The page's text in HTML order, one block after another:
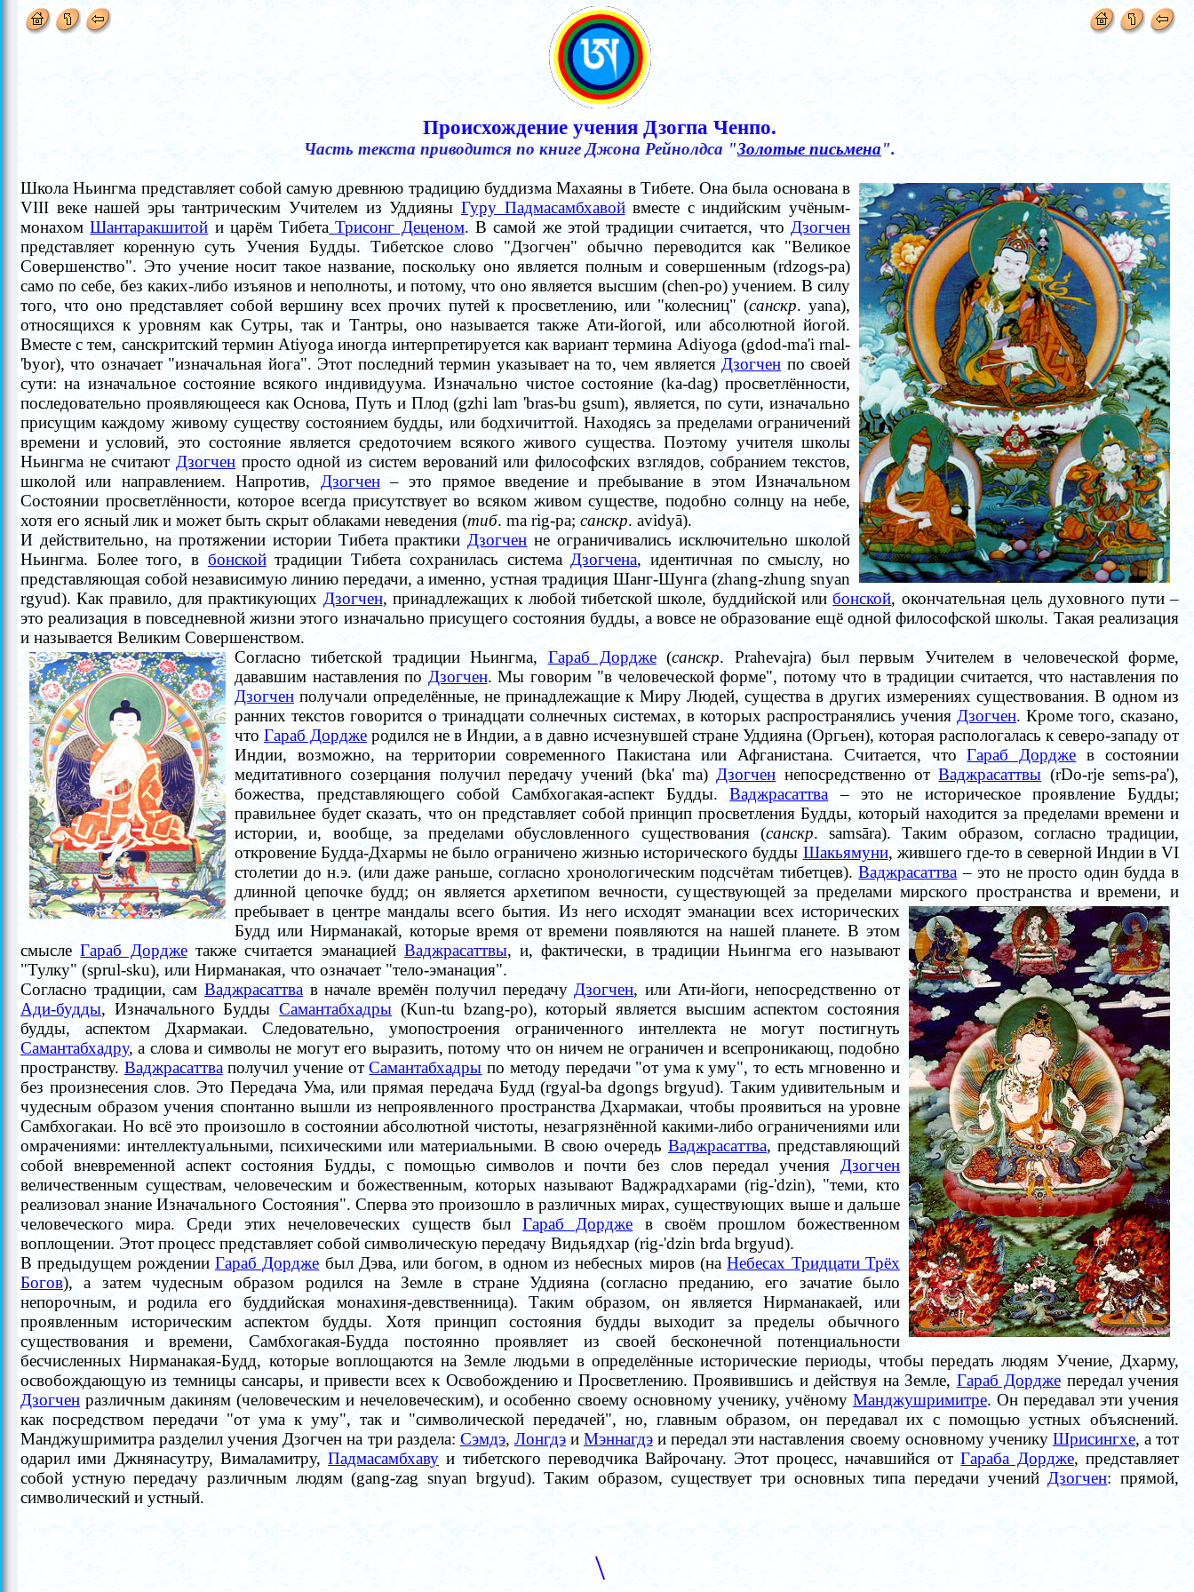
Происхождение учения Дзогпа Ченпо.
Часть текста приводится по книге Джона Рейнолдса "Золотые письмена".
Школа Ньингма представляет собой самую древнюю традицию буддизма Махаяны в Тибете. Она была основана в
VIII веке нашей эры тантрическим Учителем из Уддияны Гуру Падмасамбхавойвместе с индийским учёным-
монахомШантаракшитой и царём Тибета Трисонг Деценом. В самой же этой традиции считается, что Дзогчен
представляет коренную суть Учения Будды. Тибетское слово "Дзогчен" обычно переводится как "Великое
Совершенство". Это учение носит такое название, поскольку оно является полным и совершенным (rdzogs-pa)
само по себе, без каких-либо изъянов и неполноты, и потому, что оно является высшим (chen-po) учением. В силу
того, что оно представляет собой вершину всех прочих путей к просветлению, или "колесниц" (санскр. yana),
относящихся к уровням как Сутры, так и Тантры, оно называется также Ати-йогой, или абсолютной йогой.
Вместе с тем, санскритский термин Atiyoga иногда интерпретируется как вариант термина Adiyoga (gdod-ma'i rnal-
'byor), что означает "изначальная йога". Этот последний термин указывает на то, чем является Дзогчен по своей
сути: на изначальное состояние всякого индивидуума. Изначально чистое состояние (ka-dag) просветлённости,
последовательно проявляющееся как Основа, Путь и Плод (gzhi lam 'bras-bu gsum), является, по сути, изначально
присущим каждому живому существу состоянием будды, или бодхичиттой. Находясь за пределами ограничений
времени и условий, это состояние является средоточием всякого живого существа. Поэтому учителя школы
Ньингма не считают Дзогчен просто одной из систем верований или философских взглядов, собранием текстов,
школой или направлением. Напротив,
Дзогчен –это прямое введение и пребывание в этом Изначальном
Состоянии просветлённости, которое всегда присутствует во всяком живом существе, подобно солнцу на небе,
хотя его ясный лик и может быть скрыт облаками неведения (тиб. ma rig-pa; санскр. avidyā).
И действительно, на протяжении истории Тибета практики Дзогчен не ограничивались исключительно школой
Ньингма. Более того, в бонскойтрадиции Тибета сохранилась система Дзогчена, идентичная по смыслу, но
представляющая собой независимую линию передачи, а именно, устная традиция Шанг-Шунга (zhang-zhung snyan
rgyud). Как правило, для практикующих Дзогчен, принадлежащих к любой тибетской школе, буддийской илибонской, окончательная цель духовного пути–
это реализация в повседневной жизни этого изначально присущего состояния будды, а вовсе не образование ещё одной философской школы. Такая реализация
и называется Великим Совершенством.
Согласно тибетской традиции Ньингма, Гараб Дордже(санскр. Prahevajra) был первым Учителем в человеческой форме,
дававшим наставления по Дзогчен. Мы говорим "в человеческой форме", потому что в традиции считается, что наставления по
Дзогчен получали определённые, не принадлежащие к Миру Людей, существа в других измерениях существования. В одном из
ранних текстов говорится о тринадцати солнечных системах, в которых распространялись учения Дзогчен. Кроме того, сказано,
что Гараб Дордже родился не в Индии, а в давно исчезнувшей стране Уддияна (Оргьен), которая распологалась к северо-западу от
Индии, возможно, на территории современного Пакистана или Афганистана. Считается, чтоГараб Дордже в состоянии
медитативного созерцания получил передачу учений (bka' ma) Дзогчен непосредственно отВаджрасаттвы (rDo-rje sems-pa'),
божества, представляющего собой Самбхогакая-аспект Будды.Ваджрасаттва –это не историческое проявление Будды;
правильнее будет сказать, что он представляет собой принцип просветления Будды, который находится за пределами времени и
истории, и, вообще, за пределами обусловленного существования (санскр. samsāra). Таким образом, согласно традиции,
откровение Будда-Дхармы не было ограничено жизнью исторического будды Шакьямуни, жившего где-то в северной Индии в VI
столетии до н.э. (или даже раньше, согласно хронологическим подсчётам тибетцев).Ваджрасаттва – это не просто один будда в
длинной цепочке будд; он является архетипом вечности, существующей за пределами мирского пространства и времени, и
пребывает в центре мандалы всего бытия. Из него исходят эманации всех исторических
Будд или Нирманакай, которые время от времени появляются на нашей планете. В этом
смыслеГараб Дорджетакже считается эманацией Ваджрасаттвы, и, фактически, в традиции Ньингма его называют
"Тулку" (sprul-sku), или Нирманакая, что означает "тело-эманация".
Согласно традиции, самВаджрасаттва в начале времён получил передачу Дзогчен, или Ати-йоги, непосредственно от
Ади-будды, Изначального БуддыСамантабхадры (Kun-tu bzang-po), который является высшим аспектом состояния
будды, аспектом Дхармакаи. Следовательно, умопостроения ограниченного интеллекта не могут постигнуть
Самантабхадру, а слова и символы не могут его выразить, потому что он ничем не ограничен и всепроникающ, подобно
пространству. Ваджрасаттваполучил учение отСамантабхадры по методу передачи "от ума к уму", то есть мгновенно и
без произнесения слов. Это Передача Ума, или прямая передача Будд (rgyal-ba dgongs brgyud). Таким удивительным и
чудесным образом учения спонтанно вышли из непроявленного пространства Дхармакаи, чтобы проявиться на уровне
Самбхогакаи. Но всё это произошло в состоянии абсолютной чистоты, незагрязнённой какими-либо ограничениями или
омрачениями: интеллектуальными, психическими или материальными. В свою очередь Ваджрасаттва, представляющий
собой вневременной аспект состояния Будды, с помощью символов и почти без слов передал учения Дзогчен
величественным существам, человеческим и божественным, которых называют Ваджрадхарами (rig-'dzin), "теми, кто
реализовал знание Изначального Состояния". Сперва это произошло в различных мирах, существующих выше и дальше
человеческого мира. Среди этих нечеловеческих существ былГараб Дордже в своём прошлом божественном
воплощении. Этот процесс представляет собой символическую передачу Видьядхар (rig-'dzin brda brgyud).
В предыдущем рожденииГараб Дордже был Дэва, или богом, в одном из небесных миров (наНебесах Тридцати Трёх
Богов), а затем чудесным образом родился на Земле в стране Уддияна (согласно преданию, его зачатие было
непорочным, и родила его буддийская монахиня-девственница). Таким образом, он является Нирманакаей, или
проявленным историческим аспектом будды. Хотя принцип состояния будды выходит за пределы обычного
существования и времени, Самбхогакая-Будда постоянно проявляет из своей бесконечной потенциальности
бесчисленных Нирманакая-Будд, которые воплощаются на Земле людьми в определённые исторические периоды, чтобы передать людям Учение, Дхарму,
освобождающую из темницы сансары, и привести всех к Освобождению и Просветлению. Проявившись и действуя на Земле, Гараб Дордже передал учения
Дзогчен различным дакиням (человеческим и нечеловеческим), и особенно своему основному ученику, учёному Манджушримитре. Он передавал эти учения
как посредством передачи "от ума к уму", так и "символической передачей", но, главным образом, он передавал их с помощью устных объяснений.
Манджушримитраразделил учения Дзогчен на три раздела: Сэмдэ, ЛонгдэиМэннагдэ и передал эти наставления своему основному ученику Шрисингхе, а тот
одарил ими Джнянасутру, Вималамитру,Падмасамбхаву и тибетского переводчика Вайрочану. Этот процесс, начавшийся отГараба Дордже, представляет
собой устную передачу различным людям (gang-zag snyan brgyud). Таким образом, существует три основных типа передачи учений Дзогчен: прямой,
символический и устный.
\